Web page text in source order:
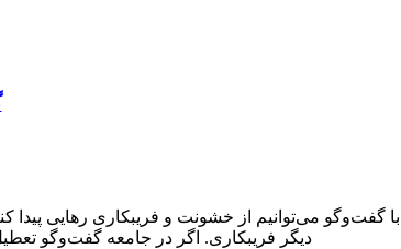
گفت‌وگو می‌توانیم از خشونت و فریبکاری رهایی
دیگر فریبکاری. اگر در جامعه گفت‌وگو